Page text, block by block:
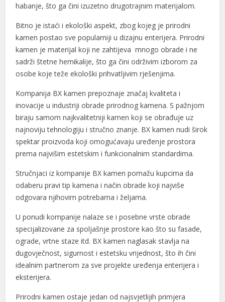
habanje, što ga čini izuzetno drugotrajnim materijalom.
Bitno je istaći i ekološki aspekt, zbog kojeg je prirodni
kamen postao sve popularniji u dizajnu enterijera. Prirodni
kamen je materijal koji ne zahtijeva mnogo obrade i ne
sadrži štetne hemikalije, što ga čini održivim izborom za
osobe koje teže ekološki prihvatljivim rješenjima.
Kompanija BX kamen prepoznaje značaj kvaliteta i
inovacije u industriji obrade prirodnog kamena. S pažnjom
biraju samom najkvalitetniji kamen koji se obrađuje uz
najnoviju tehnologiju i stručno znanje. BX kamen nudi širok
spektar proizvoda koji omogućavaju uređenje prostora
prema najvišim estetskim i funkcionalnim standardima.
Stručnjaci iz kompanije BX kamen pomažu kupcima da
odaberu pravi tip kamena i način obrade koji najviše
odgovara njihovim potrebama i željama.
U ponudi kompanije nalaze se i posebne vrste obrade
specijalizovane za spoljašnje prostore kao što su fasade,
ograde, vrtne staze itd. BX kamen naglasak stavlja na
dugovječnost, sigurnost i estetsku vrijednost, što ih čini
idealnim partnerom za sve projekte uređenja enterijera i
eksterijera.
Prirodni kamen ostaje jedan od najsvjetlijih primjera